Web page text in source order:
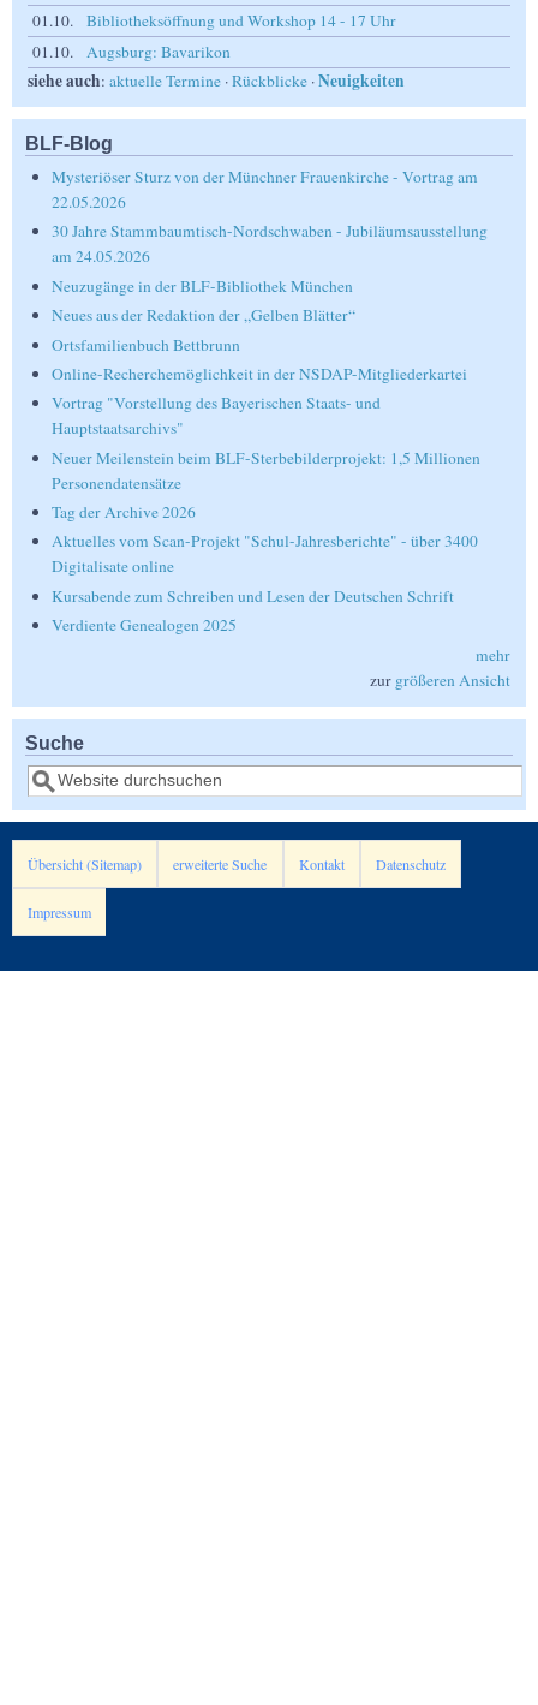
01.10.
Bibliotheksöffnung und Workshop 14 - 17 Uhr
01.10.
Augsburg: Bavarikon
siehe auch: aktuelle Termine ·Rückblicke ·Neuigkeiten
BLF-Blog
Mysteriöser Sturz von der Münchner Frauenkirche - Vortrag am
22.05.2026
30 Jahre Stammbaumtisch-Nordschwaben - Jubiläumsausstellung
am 24.05.2026
Neuzugänge in der BLF-Bibliothek München
Neues aus der Redaktion der „Gelben Blätter“
Ortsfamilienbuch Bettbrunn
Online-Recherchemöglichkeit in der NSDAP-Mitgliederkartei
Vortrag "Vorstellung des Bayerischen Staats- und
Hauptstaatsarchivs"
Neuer Meilenstein beim BLF-Sterbebilderprojekt: 1,5 Millionen
Personendatensätze
Tag der Archive 2026
Aktuelles vom Scan-Projekt "Schul-Jahresberichte" - über 3400
Digitalisate online
Kursabende zum Schreiben und Lesen der Deutschen Schrift
Verdiente Genealogen 2025
mehr
zur größeren Ansicht
Suche
Suche
Übersicht (Sitemap) erweiterte Suche Kontakt Datenschutz
Impressum